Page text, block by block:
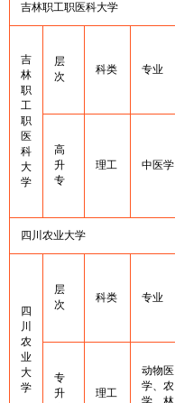
吉林职工职医科大学
吉
林
职
工
职
医
科
大
学
层
次
科类 专业
高
升
专
理工 中医学
四川农业大学
四
川
农
业
大
学
层
次
科类 专业
专
升
理工
动物医
学、农